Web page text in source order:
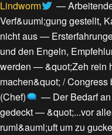
Lindworm
—
Verf&uuml;gung gestellt,
nicht aus—
und den Engeln,
werden —&quot;Zeh rein
machen&quot; /
(Chef)
— Der Bedarf
gedeckt—&quot;...vor
ruml&auml;uft um zu